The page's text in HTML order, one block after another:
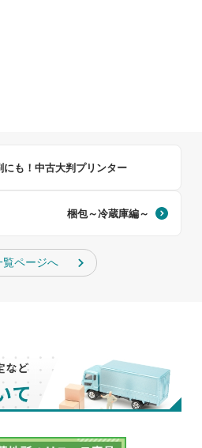
も！中古大判プリンター
梱包～冷蔵庫編～
覧ページへ